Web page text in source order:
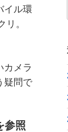
イル環
。
カメラ
疑問で
参照